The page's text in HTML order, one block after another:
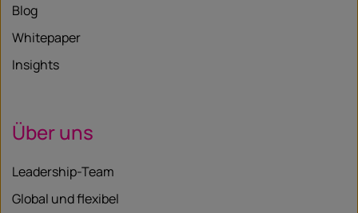
Blog
Whitepaper
Insights
Über uns
Leadership-Team
Global und flexibel